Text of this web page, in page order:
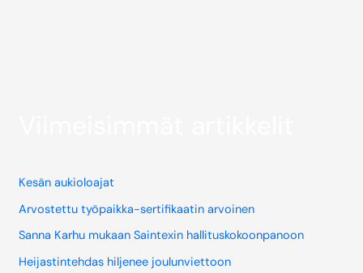
Kesän aukioloajat
Arvostettu työpaikka-sertifikaatin arvoinen
Sanna Karhu mukaan Saintexin hallituskokoonpanoon
Heijastintehdas hiljenee joulunviettoon